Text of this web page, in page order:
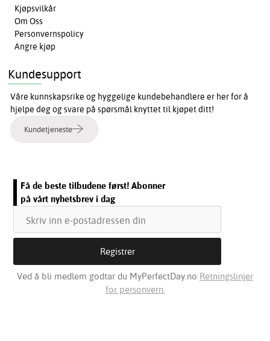
Kjøpsvilkår
Om Oss
Personvernspolicy
Angre kjøp
Kundesupport
Våre kunnskapsrike og hyggelige kundebehandlere er her for å
hjelpe deg og svare på spørsmål knyttet til kjøpet ditt!
Kundetjeneste
Få de beste tilbudene først! Abonner
på vårt nyhetsbrev i dag
Ved å bli medlem godtar du MyPerfectDay.no Retningslinjer
for personvern.